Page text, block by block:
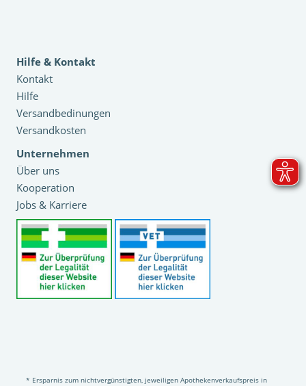
Hilfe & Kontakt
Kontakt
Hilfe
Versandbedinungen
Versandkosten
Unternehmen
Über uns
Kooperation
Jobs & Karriere
* Ersparnis zum nichtvergünstigten, jeweiligen Apothekenverkaufspreis in